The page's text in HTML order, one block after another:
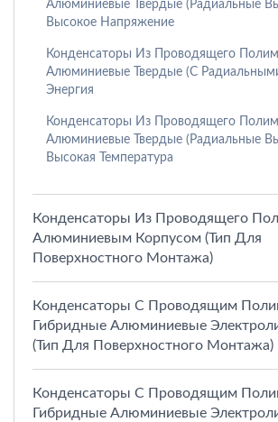
Алюминиевые Твердые (радиальные
Высокое Напряжение
Конденсаторы Из Проводящего
Алюминиевые Твердые (с
Энергия
Конденсаторы Из Проводящего
Алюминиевые Твердые (радиальные
Высокая Температура
Конденсаторы Из Проводящего
Алюминиевым Корпусом (тип Для
Поверхностного Монтажа)
Конденсаторы С Проводящим
Гибридные Алюминиевые
(тип Для Поверхностного Монтажа)
Конденсаторы С Проводящим
Гибридные Алюминиевые